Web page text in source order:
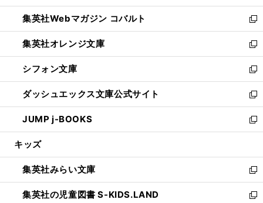
開
く
ウ
で
開
く
ン
ド
ウ
で
開
く
ウ
ィ
ン
ド
ウ
で
開
く
集英社Webマガジン コバルト
新
し
い
ウ
ィ
ン
ド
ウ
で
開
集英社オレンジ文庫
新
し
い
ウ
ィ
ン
ド
ウ
開
く
シフォン文庫
新
し
い
ウ
ィ
ン
ウ
で
開
く
ダッシュエックス文庫公式サイト
新
し
い
ウ
ン
ド
ウ
で
JUMP j-BOOKS
新
し
ウ
ィ
ン
ド
キッズ
集英社みらい文庫
新
し
い
集英社の児童図書 S-KIDS.LAND
新